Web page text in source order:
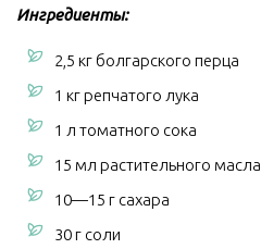
Ингредиенты:
2,5 кг болгарского перца
1 кг репчатого лука
1 л томатного сока
15 мл растительного масла
10—15 г сахара
30 г соли